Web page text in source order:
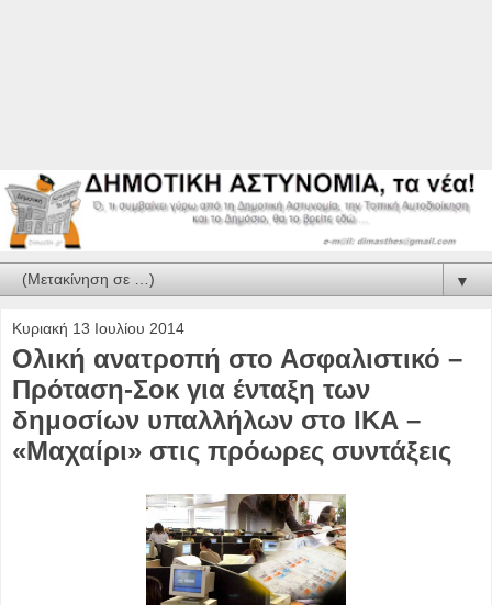
▼
Κυριακή 13 Ιουλίου 2014
Ολική ανατροπή στο Ασφαλιστικό –
Πρόταση-Σοκ για ένταξη των
δημοσίων υπαλλήλων στο ΙΚΑ –
«Μαχαίρι» στις πρόωρες συντάξεις